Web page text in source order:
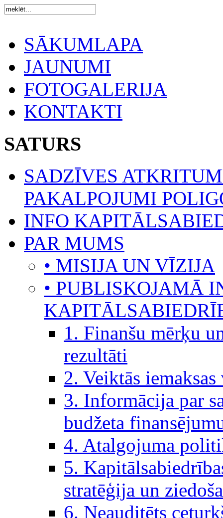
SĀKUMLAPA
JAUNUMI
FOTOGALERIJA
KONTAKTI
SATURS
SADZĪVES
PAKALPOJUMI
INFO
PAR MUMS
• MISIJA UN VĪZIJA
• PUBLISKOJAMĀ
1. Finanšu mērķu
rezultāti
2. Veiktās
3. Informācija par
budžeta
4. Atalgojuma
5.
stratēģija un
6. Neauditēts